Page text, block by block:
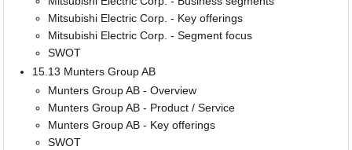
Mitsubishi Electric Corp. - Key offerings
Mitsubishi Electric Corp. - Segment focus
SWOT
15.13 Munters Group AB
Munters Group AB - Overview
Munters Group AB - Product / Service
Munters Group AB - Key offerings
SWOT